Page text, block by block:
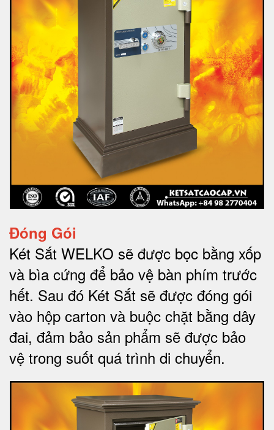
Đóng Gói
Két Sắt WELKO sẽ được bọc bằng xốp
và bìa cứng để bảo vệ bàn phím trước
hết. Sau đó Két Sắt sẽ được đóng gói
vào hộp carton và buộc chặt bằng dây
đai, đảm bảo sản phẩm sẽ được bảo
vệ trong suốt quá trình di chuyển.